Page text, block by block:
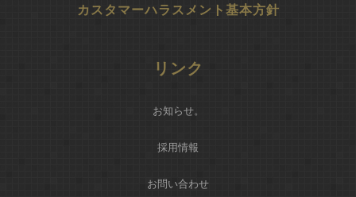
カスタマーハラスメント基本方針
リンク
お知らせ。
採用情報
お問い合わせ